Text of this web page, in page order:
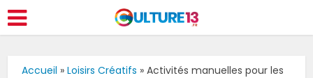
Accueil »Loisirs Créatifs »Activités manuelles pour les